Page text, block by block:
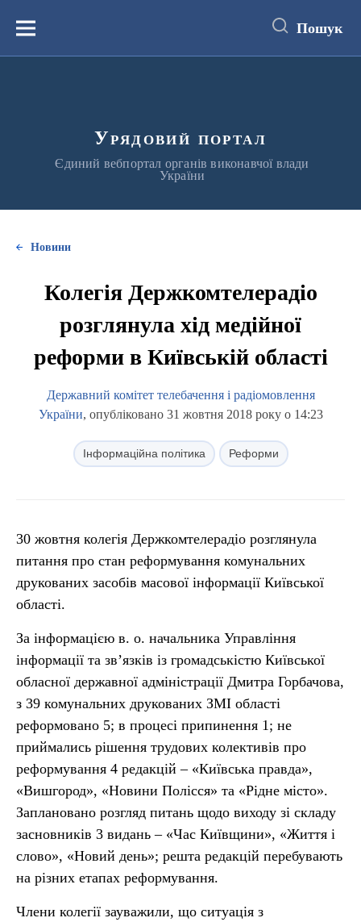
вмістуМеню Пошук
Урядовий портал
Єдиний вебпортал органів виконавчої влади
України
Новини
Колегія Держкомтелерадіо
розглянула хід медійної
реформи в Київській області
Державний комітет телебачення і радіомовлення
України, опубліковано 31 жовтня 2018 року о 14:23
Інформаційна політика Реформи
30 жовтня колегія Держкомтелерадіо розглянула
питання про стан реформування комунальних
друкованих засобів масової інформації Київської
області.
За інформацією в. о. начальника Управління
інформації та зв’язків із громадськістю Київської
обласної державної адміністрації Дмитра Горбачова,
з 39 комунальних друкованих ЗМІ області
реформовано 5; в процесі припинення 1; не
приймались рішення трудових колективів про
реформування 4 редакцій – «Київська правда»,
«Вишгород», «Новини Полісся» та «Рідне місто».
Заплановано розгляд питань щодо виходу зі складу
засновників 3 видань – «Час Київщини», «Життя і
слово», «Новий день»; решта редакцій перебувають
на різних етапах реформування.
Члени колегії зауважили, що ситуація з